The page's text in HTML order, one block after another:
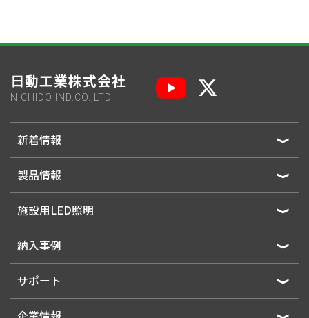
日動工業株式会社
NICHIDO IND.CO.,LTD.
新着情報
製品情報
施設用LED照明
納入事例
サポート